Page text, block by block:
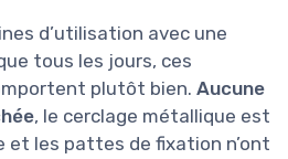
d’utilisation avec une
tous les jours, ces
plutôt bien. Aucune
, le cerclage métallique est
et les pattes de fixation n’ont